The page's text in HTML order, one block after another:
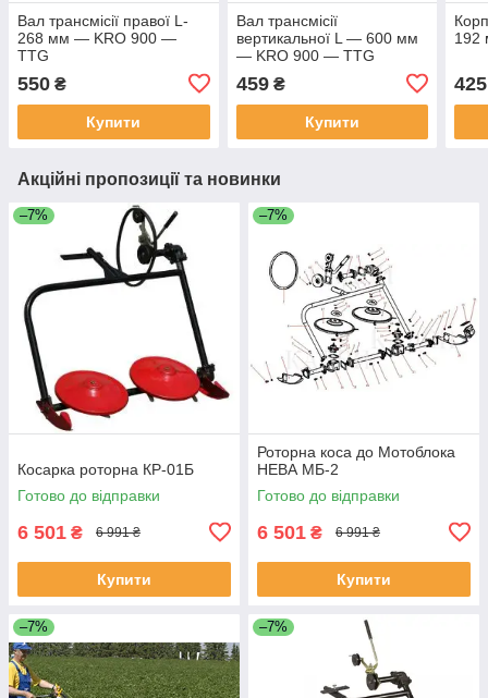
Вал трансмісії правої L-
268 мм — KRO 900 —
TTG
550 ₴
Купити
Вал трансмісії
вертикальної L — 600 мм
— KRO 900 — TTG
459₴
Купити
192
425
Акційні пропозиції та новинки
–7%
Косарка роторна КР-01Б
Готово до відправки
6 501 ₴ 6 991 ₴
Купити
–7%
Роторна коса до Мотоблока
НЕВА МБ-2
Готово до відправки
6 501 ₴ 6 991 ₴
Купити
–7% –7%